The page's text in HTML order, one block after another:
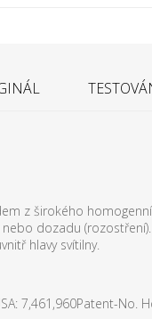
z širokého
dozadu (rozostření).
hlavy svítilny.
7,461,960Patent-No.